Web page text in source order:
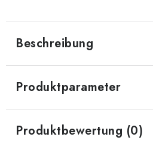
Beschreibung
Produktparameter
Produktbewertung (0)